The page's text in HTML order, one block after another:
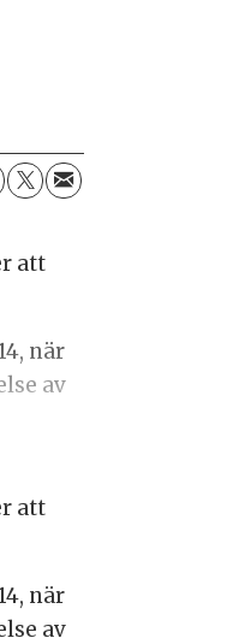
att
när
av
att
när
av